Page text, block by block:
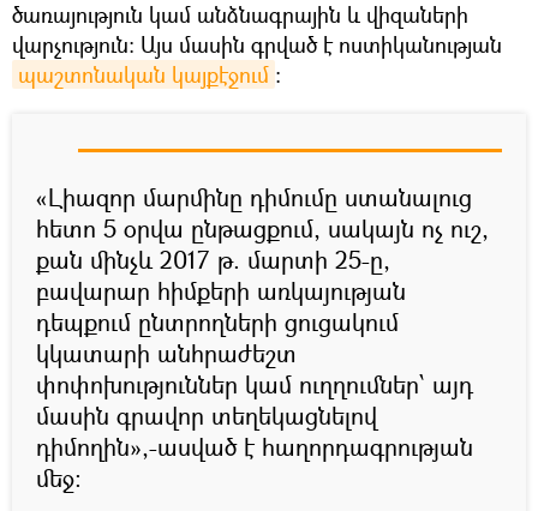
ծառայություն կամ անձնագրային և վիզաների
վարչություն: Այս մասին գրված է ոստիկանության
պաշտոնական կայքէջում ։
«Լիազոր մարմինը դիմումը ստանալուց
հետո 5 օրվա ընթացքում, սակայն ոչ ուշ,
քան մինչև 2017 թ. մարտի 25-ը,
բավարար հիմքերի առկայության
դեպքում ընտրողների ցուցակում
կկատարի անհրաժեշտ
փոփոխություններ կամ ուղղումներ՝ այդ
մասին գրավոր տեղեկացնելով
դիմողին»,-ասված է հաղորդագրության
մեջ: